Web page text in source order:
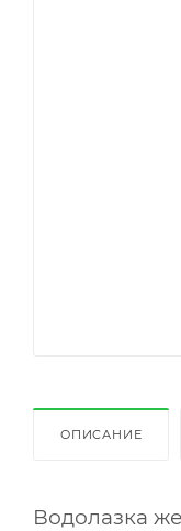
ОПИСАНИЕ
Водолазка